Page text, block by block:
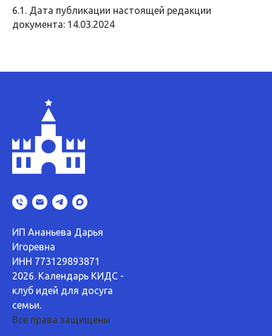
6.1. Дата публикации настоящей редакции
документа: 14.03.2024
ИП Ананьева Дарья
Игоревна
ИНН 773129893871
2026. Календарь КИДС -
клуб идей для досуга
семьи.
Все права защищены